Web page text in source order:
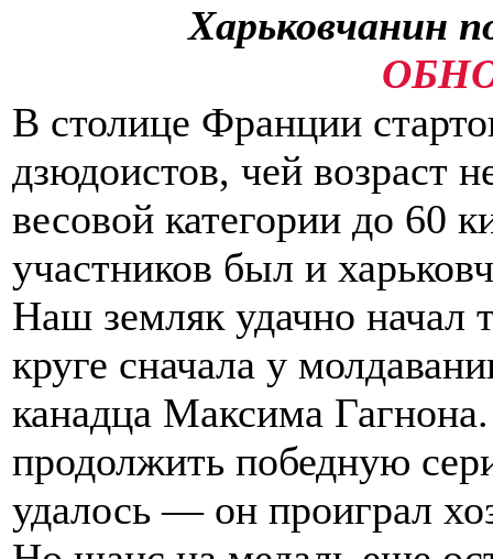
Харьковчанин
В столице Франции
дзюдоистов, чей возраст
весовой категории до 60
участников был и
Наш земляк удачно начал
круге сначала у
канадца Максима
продолжить победную
удалось — он проиграл